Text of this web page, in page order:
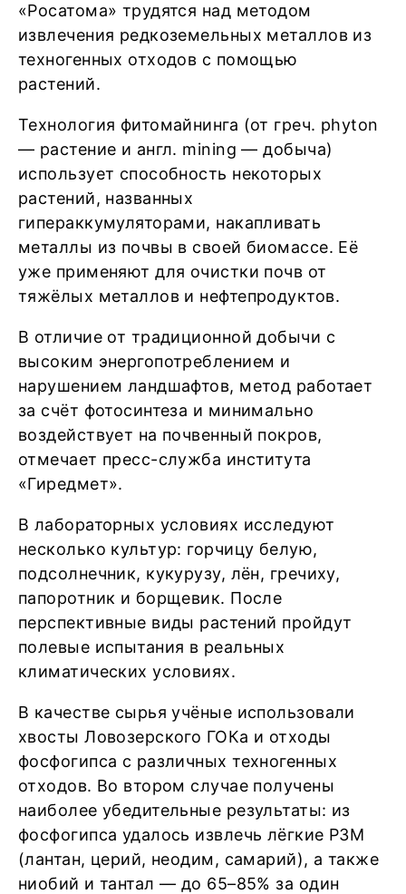
«Росатома» трудятся над методом
извлечения редкоземельных металлов из
техногенных отходов с помощью
растений.
Технология фитомайнинга (от греч. phyton
— растение и англ. mining — добыча)
использует способность некоторых
растений, названных
гипераккумуляторами, накапливать
металлы из почвы в своей биомассе. Её
уже применяют для очистки почв от
тяжёлых металлов и нефтепродуктов.
В отличие от традиционной добычи с
высоким энергопотреблением и
нарушением ландшафтов, метод работает
за счёт фотосинтеза и минимально
воздействует на почвенный покров,
отмечает пресс-служба института
«Гиредмет».
В лабораторных условиях исследуют
несколько культур: горчицу белую,
подсолнечник, кукурузу, лён, гречиху,
папоротник и борщевик. После
перспективные виды растений пройдут
полевые испытания в реальных
климатических условиях.
В качестве сырья учёные использовали
хвосты Ловозерского ГОКа и отходы
фосфогипса с различных техногенных
отходов. Во втором случае получены
наиболее убедительные результаты: из
фосфогипса удалось извлечь лёгкие РЗМ
(лантан, церий, неодим, самарий), а также
ниобий и тантал — до 65–85% за один